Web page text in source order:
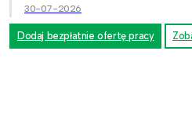
30-07-2026
Dodaj bezpłatnie ofertę pracy